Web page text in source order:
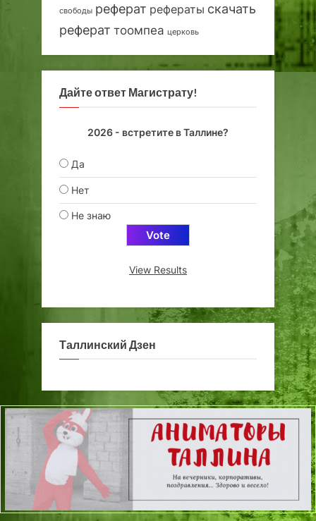
свободы реферат рефераты скачать
реферат тоомпеа церковь
Дайте ответ Магистрату!
2026 - встретите в Таллине?
Да
Нет
Не знаю
View Results
Таллинский Дзен